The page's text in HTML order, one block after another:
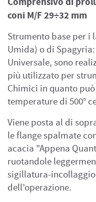
coni M/F 29÷32 mm
Strumento base per
Umida) o di
Universale, sono
più utilizzato per
Chimici in quanto
temperature di 500°
Viene posta al di
le flange spalmate
acacia ”Appena
ruotandole
sigillatura-
dell’operazione.